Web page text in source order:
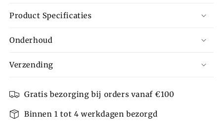
Product Specificaties
Onderhoud
Verzending
Gratis bezorging bij orders vanaf €100
Binnen 1 tot 4 werkdagen bezorgd